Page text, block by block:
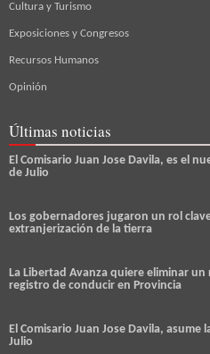
Cultura y Turismo
Exposiciones y Congresos
Recursos Humanos
Opinión
Últimas noticias
El Comisario Juan Jose Davila, es el
de Julio
Los gobernadores jugaron un rol
extranjerización de la tierra
La Libertad Avanza quiere eliminar
registro de conducir en Provincia
El Comisario Juan Jose Davila, asume
Julio